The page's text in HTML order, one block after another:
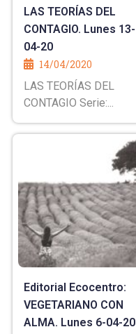
LAS TEORÍAS DEL
CONTAGIO. Lunes 13-
04-20
14/04/2020
LAS TEORÍAS DEL
CONTAGIO Serie:...
Editorial Ecocentro:
VEGETARIANO CON
ALMA. Lunes 6-04-20